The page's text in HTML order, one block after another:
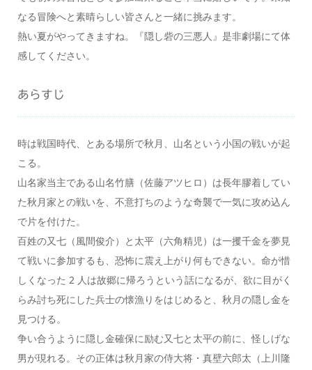
なる冒険へと素晴らしい皆さんと一緒に挑みます。
熱い夏がやってきますね。『隠し砦の三悪人』是非劇場にて体
感してください。
あらすじ
時は戦国時代、とある場所で秋月、山名という小国の戦いが起
こる。
山名家当主である山名竹膳（佐藤アツヒロ）は長年膠着してい
た秋月家との戦いを、不意打ちのような奇襲で一気に攻め込ん
で片を付けた。
百姓の又七（風間俊介）と太平（六角精児）は一攫千金を夢見
て戦いに参加するも、恐怖に震え上がり何もできない。命が惜
しくなった 2 人は故郷に帰ろうという話になるが、欲に目がく
らみ討ち死にした兵士の懐漁りをはじめると、秋月の隠し金を
見つける。
争い合うように隠し金確保に励む又七と太平の前に、怪しげな
男が現れる。その正体は秋月家の侍大将・真壁六郎太（上川隆